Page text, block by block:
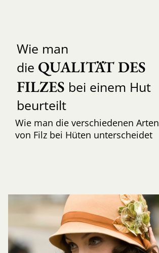
Wie man
die QUALITÄT DES
FILZES bei einem Hut
beurteilt
Wie man die verschiedenen Arten
von Filz bei Hüten unterscheidet